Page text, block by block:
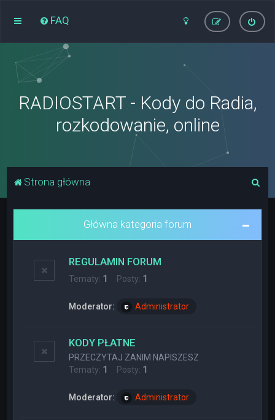
FAQ
RADIOSTART - Kody do Radia,
rozkodowanie, online
Strona główna
Główna kategoria forum
REGULAMIN FORUM
Tematy: 1 Posty: 1
Moderator: Administrator
KODY PŁATNE
PRZECZYTAJ ZANIM NAPISZESZ
Tematy: 1 Posty: 1
Moderator: Administrator